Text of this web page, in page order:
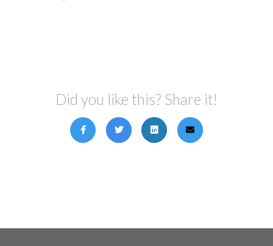
Did you like this? Share it!